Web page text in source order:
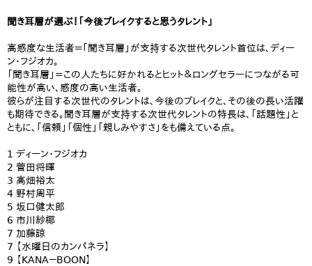
聞き耳層が選ぶ！「今後ブレイクすると思うタレント」
高感度な生活者＝「聞き耳層」が支持する次世代タレント首位は、ディー
ン・フジオカ。
「聞き耳層」=この人たちに好かれるとヒット＆ロングセラーにつながる可
能性が高い、感度の高い生活者。
彼らが注目する次世代のタレントは、今後のブレイクと、その後の長い活躍
も期待できる。聞き耳層が支持する次世代タレントの特長は、「話題性」と
ともに、「信頼」「個性」「親しみやすさ」をも備えている点。
1 ディーン・フジオカ
2 菅田将暉
3 高畑裕太
4 野村周平
5 坂口健太郎
6 市川紗椰
7 加藤諒
7 【水曜日のカンパネラ】
9 【KANA－BOON】